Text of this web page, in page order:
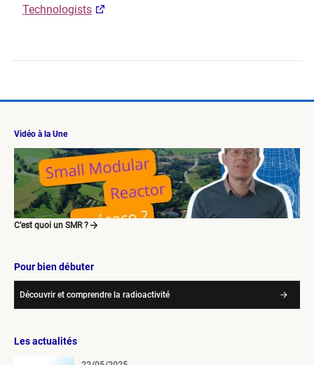
Technologists
Vidéo à la Une
C’est quoi un SMR ?
Pour bien débuter
Découvrir et comprendre la radioactivité
Les actualités